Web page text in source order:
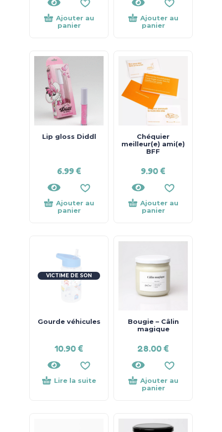
Ajouter au
panier
Ajouter au
panier
Lip gloss Diddl
6.99€
Ajouter au
panier
Chéquier
meilleur(e) ami(e)
BFF
9.90€
Ajouter au
panier
VICTIME DE SON
SUCCÈS !
Gourde véhicules
10.90€
Lire la suite
Bougie – Câlin
magique
28.00€
Ajouter au
panier